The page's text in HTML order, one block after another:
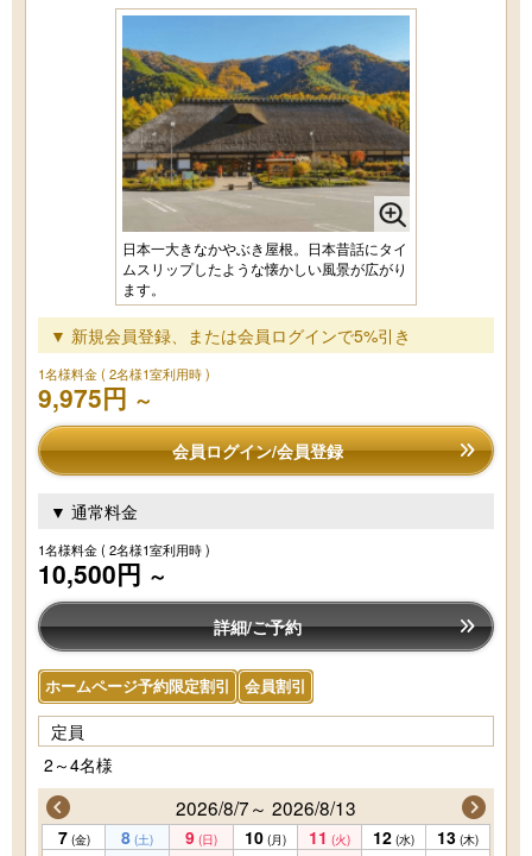
日本一大きなかやぶき屋根。日本昔話にタイ
ムスリップしたような懐かしい風景が広がり
ます。
▼ 新規会員登録、または会員ログインで5%引き
1名様料金( 2名様1室利用時 )
9,975円 ～
会員ログイン/会員登録
▼ 通常料金
1名様料金( 2名様1室利用時 )
10,500円 ～
詳細/ご予約
ホームページ予約限定割引 会員割引
定員
2～4名様
2026/8/7～ 2026/8/13
7 (金) 8 (土) 9 (日) 10 (月) 11 (火) 12 (水) 13 (木)